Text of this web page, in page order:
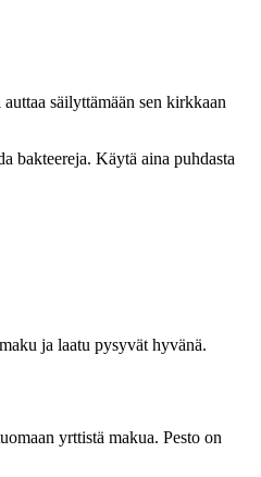
säilyttämään sen kirkkaan
bakteereja. Käytä aina puhdasta
ja laatu pysyvät hyvänä.
yrttistä makua. Pesto on